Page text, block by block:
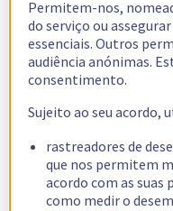
Permitem-nos,
do serviço ou
essenciais. Outros
audiência anónimas.
consentimento.
Sujeito ao seu acordo,
rastreadores de
que nos permitem
acordo com as
como medir o